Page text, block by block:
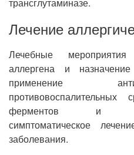
Лечение
Лечебные
аллергена и
применение
противовоспалительных
ферментов и
симптоматическое
заболевания.